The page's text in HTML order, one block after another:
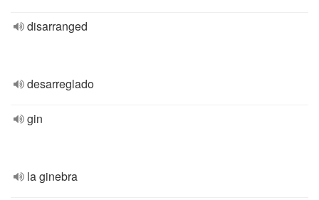
disarranged
desarreglado
gin
la ginebra